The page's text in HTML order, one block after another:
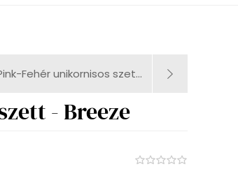
Fehér unikornisos szet...
- Breeze